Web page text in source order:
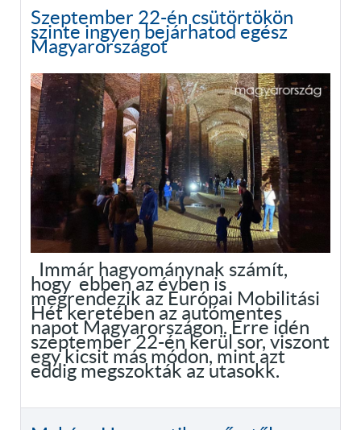
Szeptember 22-én csütörtökön
szinte ingyen bejárhatod egész
Magyarországot
Immár hagyománynak számít,
hogy ebben az évben is
megrendezik az Európai Mobilitási
Hét keretében az autómentes
napot Magyarországon. Erre idén
szeptember 22-én kerül sor, viszont
egy kicsit más módon, mint azt
eddig megszokták az utasokk.